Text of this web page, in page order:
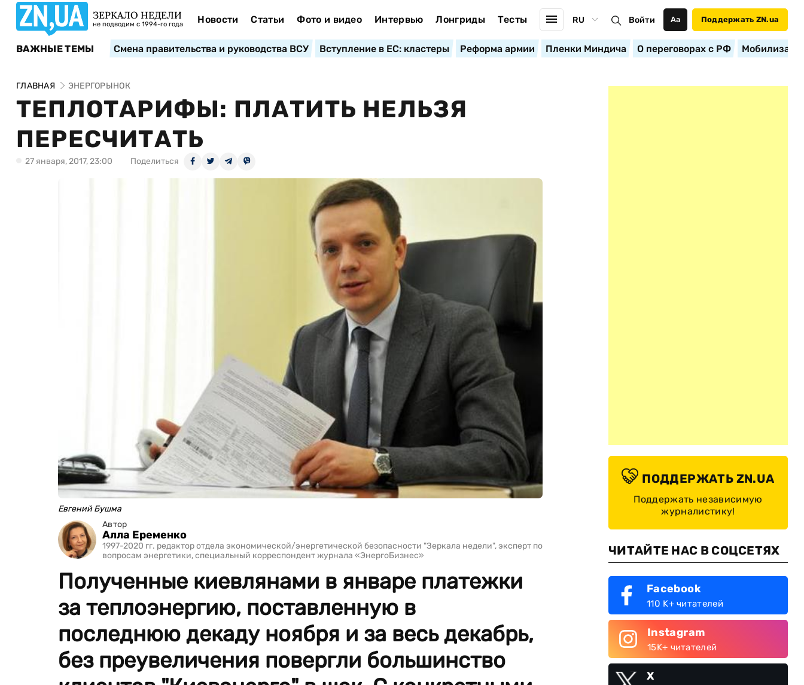
ЗЕРКАЛО НЕДЕЛИ
не подводим с 1994-го года Новости Статьи Фото и видео Интервью Лонгриды Тесты RU Войти Аа Поддержать ZN.ua
ВАЖНЫЕ ТЕМЫ Смена правительства и руководства ВСУ Вступление в ЕС: кластеры Реформа армии Пленки Миндича О переговорах с РФ
ГЛАВНАЯ ЭНЕРГОРЫНОК
ТЕПЛОТАРИФЫ: ПЛАТИТЬ НЕЛЬЗЯ
ПЕРЕСЧИТАТЬ
27 января, 2017, 23:00 Поделиться
Евгений Бушма
Автор
Алла Еременко
1997-2020 гг. редактор отдела экономической/энергетической безопасности "Зеркала недели", эксперт по
вопросам энергетики, специальный корреспондент журнала «ЭнергоБизнес»
Полученные киевлянами в январе платежки
за теплоэнергию, поставленную в
последнюю декаду ноября и за весь декабрь,
без преувеличения повергли большинство
ПОДДЕРЖАТЬ ZN.UA
Поддержать независимую
журналистику!
ЧИТАЙТЕ НАС В СОЦСЕТЯХ
Facebook
110 K+ читателей
Instagram
15K+ читателей
X